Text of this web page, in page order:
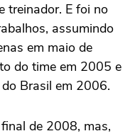
treinador. E foi no
assumindo
em maio de
do time em 2005 e
Brasil em 2006.
de 2008, mas,